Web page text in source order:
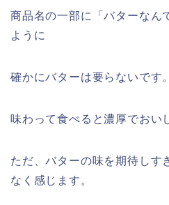
商品名の一部に「バターなん
ように
確かにバターは要らないです。
味わって食べると濃厚でおい
ただ、バターの味を期待しす
なく感じます。